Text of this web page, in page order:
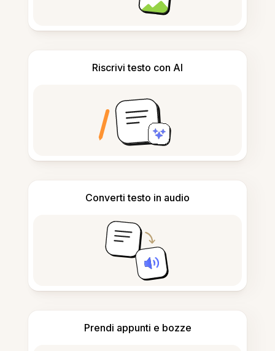
Riscrivi testo con AI
Converti testo in audio
Prendi appunti e bozze